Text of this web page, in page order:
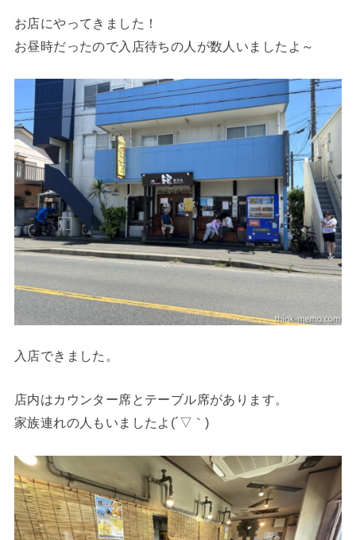
お店にやってきました！
お昼時だったので入店待ちの人が数人いましたよ～
入店できました。
店内はカウンター席とテーブル席があります。
家族連れの人もいましたよ(´▽｀)